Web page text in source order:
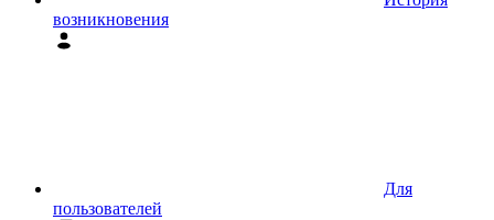
возникновения
Для
пользователей